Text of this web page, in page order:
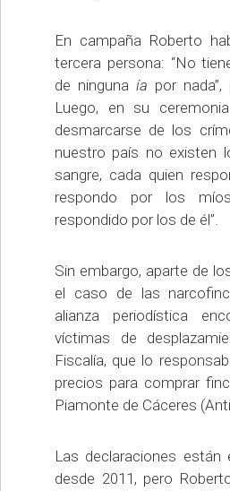
En campaña Roberto
tercera persona: “No
de ninguna ía por
Luego, en su
desmarcarse de los
nuestro país no existen
sangre, cada quien
respondo por los
respondido por los de él”.
Sin embargo, aparte de
el caso de las
alianza periodística
víctimas de
Fiscalía, que lo
precios para comprar
Piamonte de Cáceres
Las declaraciones están
desde 2011, pero